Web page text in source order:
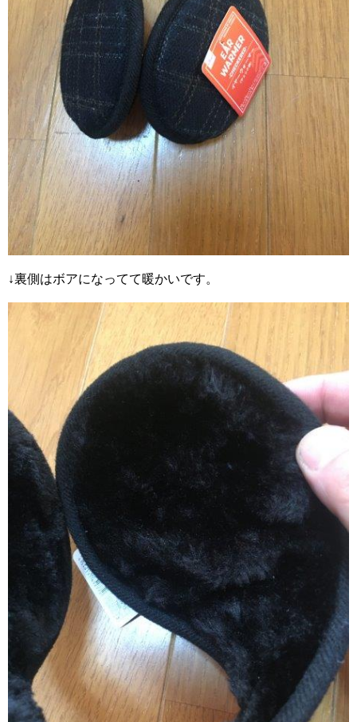
↓裏側はボアになってて暖かいです。